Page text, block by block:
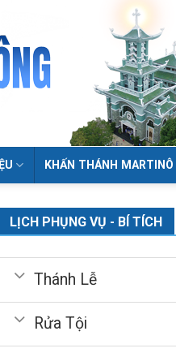
KHẤN THÁNH MARTINÔ
LỊCH PHỤNG VỤ - BÍ TÍCH
Thánh Lễ
Rửa Tội